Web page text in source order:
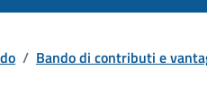
/ Bando di contributi e